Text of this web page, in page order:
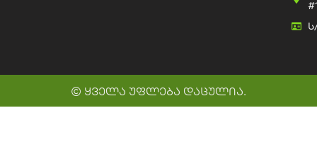
© ყველა უფლება დაცულია.